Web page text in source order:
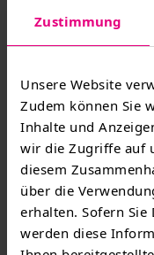
Zustimmung
Unsere Website
Zudem können Sie
Inhalte und
wir die Zugriffe auf
diesem
über die
erhalten. Sofern
werden diese
erforderlich,
um Ihr Anliegen
Wir bieten Ihnen
zusätzliche
Postanschrift) zur
das Rückruf-
eine Pflichtangabe.
bestimmten